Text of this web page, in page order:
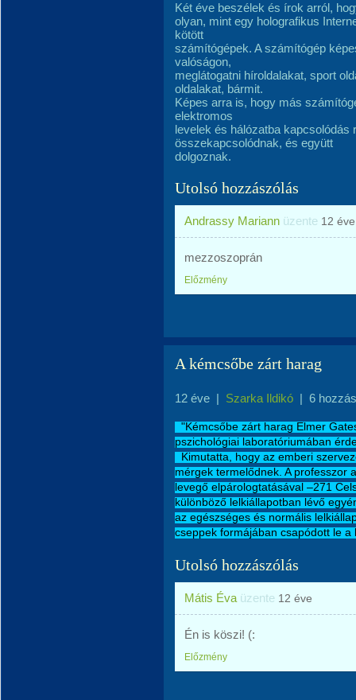
Két éve beszélek és írok arról,
olyan, mint egy holografikus
kötött
számítógépek. A számítógép
valóságon,
meglátogatni híroldalakat, sport
oldalakat, bármit.
Képes arra is, hogy más
elektromos
levelek és hálózatba
összekapcsolódnak, és együtt
dolgoznak.
Utolsó hozzászólás
Andrassy Mariann üzente 12 éve
mezzoszoprán
Előzmény
A kémcsőbe zárt harag
12 éve | Szarka Ildikó | 6
"Kémcsőbe zárt harag Elmer
pszichológiai laboratóriumában
Kimutatta, hogy az emberi
mérgek termelődnek. A professzor
levegő elpárologtatásával –271
különböző lelkiállapotban lévő
az egészséges és normális
cseppek formájában csapódott le
Utolsó hozzászólás
Mátis Éva üzente 12 éve
Én is köszi! (:
Előzmény